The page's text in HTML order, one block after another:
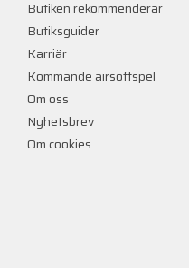
Butiken rekommenderar
Butiksguider
Karriär
Kommande airsoftspel
Om oss
Nyhetsbrev
Om cookies